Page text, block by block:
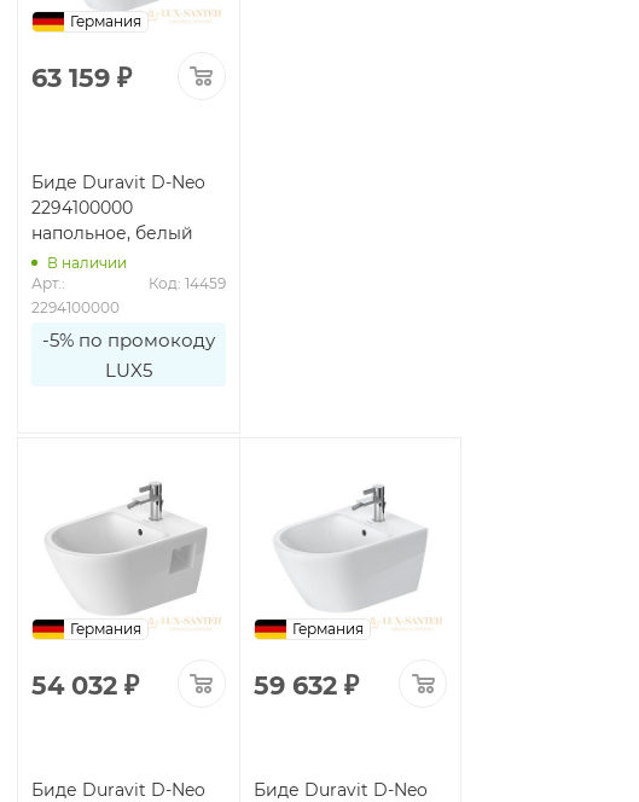
Германия
63 159 ₽
Биде Duravit D-Neo
2294100000
напольное, белый
В наличии
Арт.:
2294100000
Код: 14459
-5% по промокоду
LUX5
Германия
54 032 ₽
Биде Duravit D-Neo
Германия
59 632₽
Биде Duravit D-Neo